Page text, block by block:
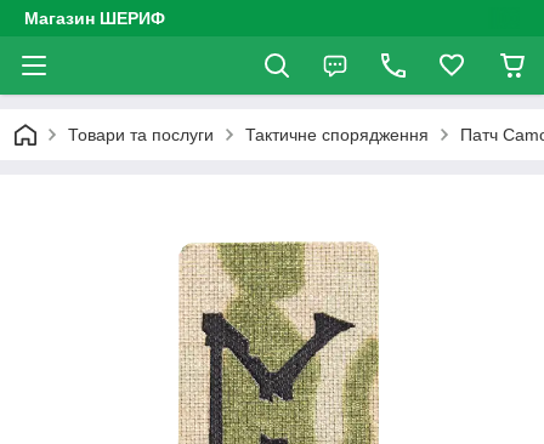
Магазин ШЕРИФ
Товари та послуги Тактичне спорядження Патч